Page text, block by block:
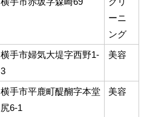
ーニ
ング
横手市婦気大堤字西野1-
3
美容
横手市平鹿町醍醐字本堂
尻6-1
美容